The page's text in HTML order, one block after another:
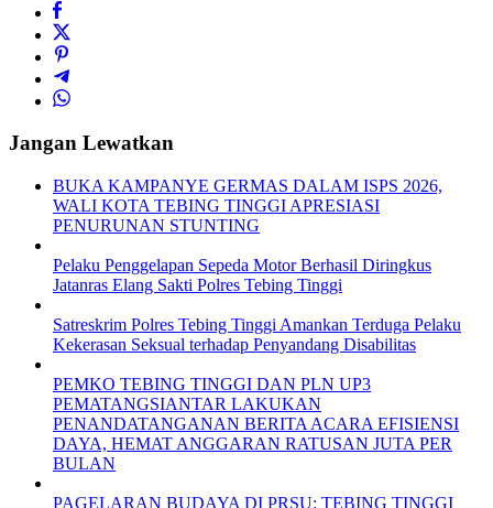
Jangan Lewatkan
BUKA KAMPANYE GERMAS DALAM ISPS 2026,
WALI KOTA TEBING TINGGI APRESIASI
PENURUNAN STUNTING
Pelaku Penggelapan Sepeda Motor Berhasil Diringkus
Jatanras Elang Sakti Polres Tebing Tinggi
Satreskrim Polres Tebing Tinggi Amankan Terduga Pelaku
Kekerasan Seksual terhadap Penyandang Disabilitas
PEMKO TEBING TINGGI DAN PLN UP3
PEMATANGSIANTAR LAKUKAN
PENANDATANGANAN BERITA ACARA EFISIENSI
DAYA, HEMAT ANGGARAN RATUSAN JUTA PER
BULAN
PAGELARAN BUDAYA DI PRSU: TEBING TINGGI